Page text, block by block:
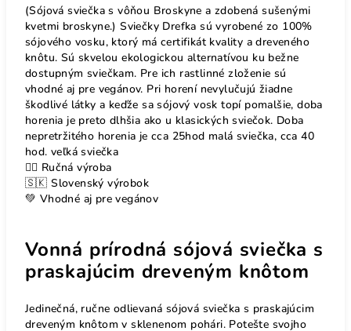
(Sójová sviečka s vôňou Broskyne a zdobená sušenými
kvetmi broskyne.) Sviečky Drefka sú vyrobené zo 100%
sójového vosku, ktorý má certifikát kvality a dreveného
knôtu. Sú skvelou ekologickou alternatívou ku bežne
dostupným sviečkam. Pre ich rastlinné zloženie sú
vhodné aj pre vegánov. Pri horení nevylučujú žiadne
škodlivé látky a keďže sa sójový vosk topí pomalšie, doba
horenia je preto dlhšia ako u klasických sviečok. Doba
nepretržitého horenia je cca 25hod malá sviečka, cca 40
hod. veľká sviečka
🖐🏻 Ručná výroba
🇸🇰 Slovenský výrobok
💚 Vhodné aj pre vegánov
Vonná prírodná sójová sviečka s
praskajúcim dreveným knôtom
Jedinečná, ručne odlievaná sójová sviečka s praskajúcim
dreveným knôtom v sklenenom pohári. Potešte svojho